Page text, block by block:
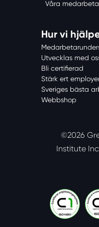
Våra
Hur vi
Utvecklas med
Bli certifierad
Stärk ert
Sveriges bästa
Webbshop
©2026
Institute